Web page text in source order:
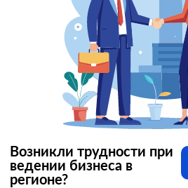
Возникли трудности при
ведении бизнеса в
регионе?